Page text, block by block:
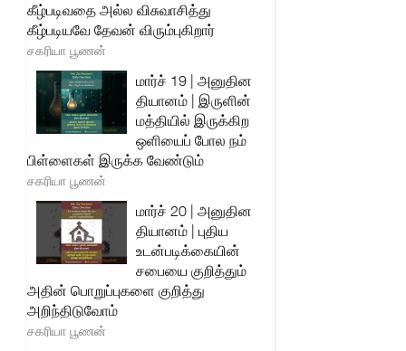
கீழ்படிவதை அல்ல விசுவாசித்து
கீழ்படியவே தேவன் விரும்புகிறார்
சகரியா பூணன்
மார்ச் 19 | அனுதின
தியானம் | இருளின்
மத்தியில் இருக்கிற
ஒளியைப் போல நம்
பிள்ளைகள் இருக்க வேண்டும்
சகரியா பூணன்
மார்ச் 20 | அனுதின
தியானம் | புதிய
உடன்படிக்கையின்
சபையை குறித்தும்
அதின் பொறுப்புகளை குறித்து
அறிந்திடுவோம்
சகரியா பூணன்